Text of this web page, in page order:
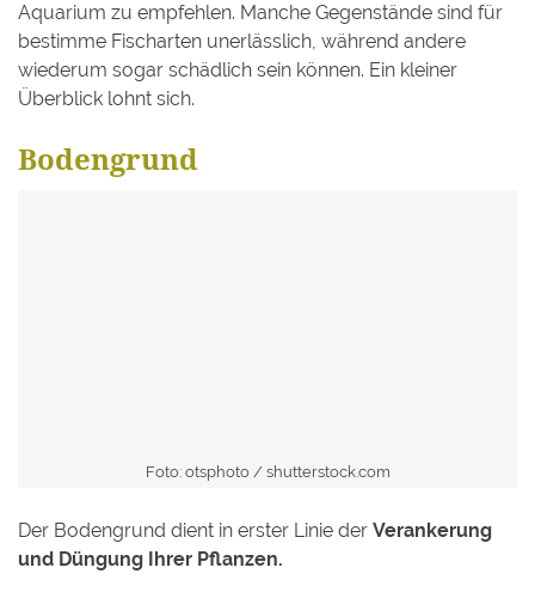
Aquarium zu empfehlen. Manche Gegenstände sind für
bestimme Fischarten unerlässlich, während andere
wiederum sogar schädlich sein können. Ein kleiner
Überblick lohnt sich.
Bodengrund
Foto: otsphoto / shutterstock.com
Der Bodengrund dient in erster Linie der Verankerung
und Düngung Ihrer Pflanzen.